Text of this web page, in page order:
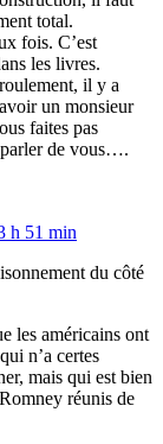
total.
fois. C’est
les livres.
il y a
un monsieur
faites pas
de vous….
h 51 min
du côté
les américains ont
n’a certes
mais qui est bien
réunis de